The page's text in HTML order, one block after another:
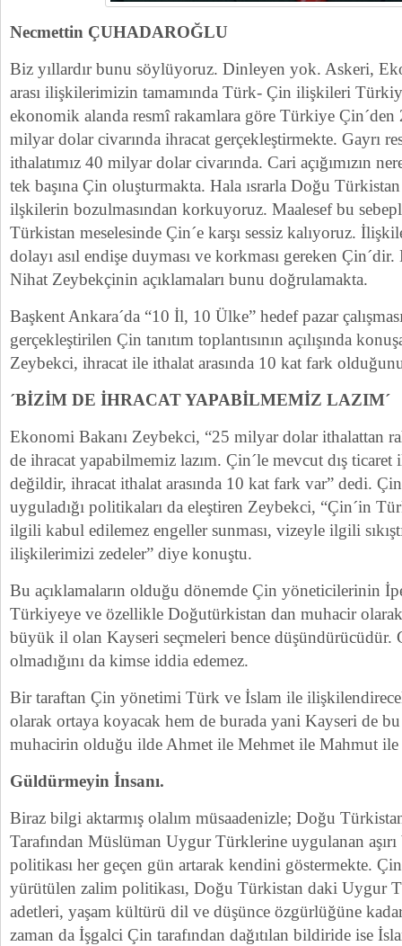
Necmettin ÇUHADAROĞLU
Biz yıllardır bunu söylüyoruz. Dinleyen yok. Askeri,
arası ilişkilerimizin tamamında Türk- Çin ilişkileri
ekonomik alanda resmî rakamlara göre Türkiye
milyar dolar civarında ihracat gerçekleştirmekte. Gayrı
ithalatımız 40 milyar dolar civarında. Cari açığımızın
tek başına Çin oluşturmakta. Hala ısrarla Doğu
ilşkilerin bozulmasından korkuyoruz. Maalesef bu
Türkistan meselesinde Çin´e karşı sessiz kalıyoruz.
dolayı asıl endişe duyması ve korkması gereken
Nihat Zeybekçinin açıklamaları bunu doğrulamakta.
Başkent Ankara´da “10 İl, 10 Ülke” hedef pazar
gerçekleştirilen Çin tanıtım toplantısının açılışında
Zeybekci, ihracat ile ithalat arasında 10 kat fark
´BİZİM DE İHRACAT YAPABİLMEMİZ LAZIM´
Ekonomi Bakanı Zeybekci, “25 milyar dolar ithalattan
de ihracat yapabilmemiz lazım. Çin´le mevcut dış
değildir, ihracat ithalat arasında 10 kat fark var” dedi.
uyguladığı politikaları da eleştiren Zeybekci, “Çin´in
ilgili kabul edilemez engeller sunması, vizeyle ilgili
ilişkilerimizi zedeler” diye konuştu.
Bu açıklamaların olduğu dönemde Çin yöneticilerinin
Türkiyeye ve özellikle Doğutürkistan dan muhacir olarak
büyük il olan Kayseri seçmeleri bence düşündürücüdür.
olmadığını da kimse iddia edemez.
Bir taraftan Çin yönetimi Türk ve İslam ile
olarak ortaya koyacak hem de burada yani Kayseri de
muhacirin olduğu ilde Ahmet ile Mehmet ile Mahmut ile
Güldürmeyin İnsanı.
Biraz bilgi aktarmış olalım müsaadenizle; Doğu
Tarafından Müslüman Uygur Türklerine uygulanan aşırı
politikası her geçen gün artarak kendini göstermekte.
yürütülen zalim politikası, Doğu Türkistan daki Uygur
adetleri, yaşam kültürü dil ve düşünce özgürlüğüne
zaman da İşgalci Çin tarafından dağıtılan bildiride ise